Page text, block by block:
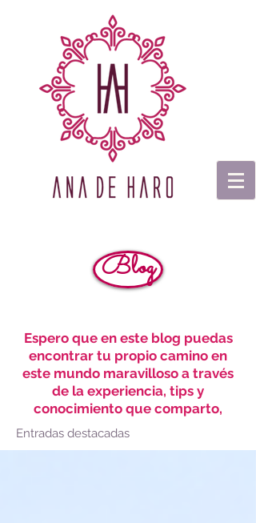
Blog
Espero que en este blog puedas
encontrar tu propio camino en
este mundo maravilloso a través
de la experiencia, tips y
conocimiento que comparto,
Entradas destacadas